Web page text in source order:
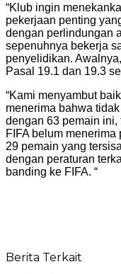
“Klub ingin
pekerjaan penting
dengan perlindungan
sepenuhnya bekerja
penyelidikan.
Pasal 19.1 dan 19.3
“Kami menyambut
menerima bahwa
dengan 63 pemain
FIFA belum
29 pemain yang
dengan peraturan
banding ke FIFA. “
Berita Terkait